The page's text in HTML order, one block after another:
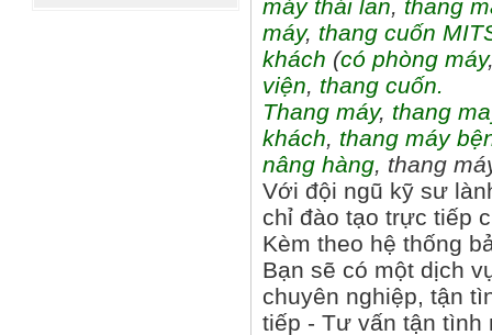
máy thái lan, thang
máy, thang cuốn
khách (có phòng máy
viện, thang cuốn.
Thang máy, thang
khách, thang máy
nâng hàng, thang
Với đội ngũ kỹ sư
chỉ đào tạo trực tiếp
Kèm theo hệ thống
Bạn sẽ có một dịch
chuyên nghiệp, tận
tiếp - Tư vấn tận tình